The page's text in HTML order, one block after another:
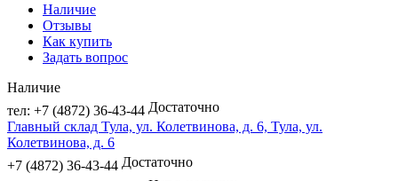
Наличие
Отзывы
Как купить
Задать вопрос
Наличие
тел: +7 (4872) 36-43-44 Достаточно
Главный склад Тула, ул. Колетвинова, д. 6, Тула, ул.
Колетвинова, д. 6
+7 (4872) 36-43-44 Достаточно